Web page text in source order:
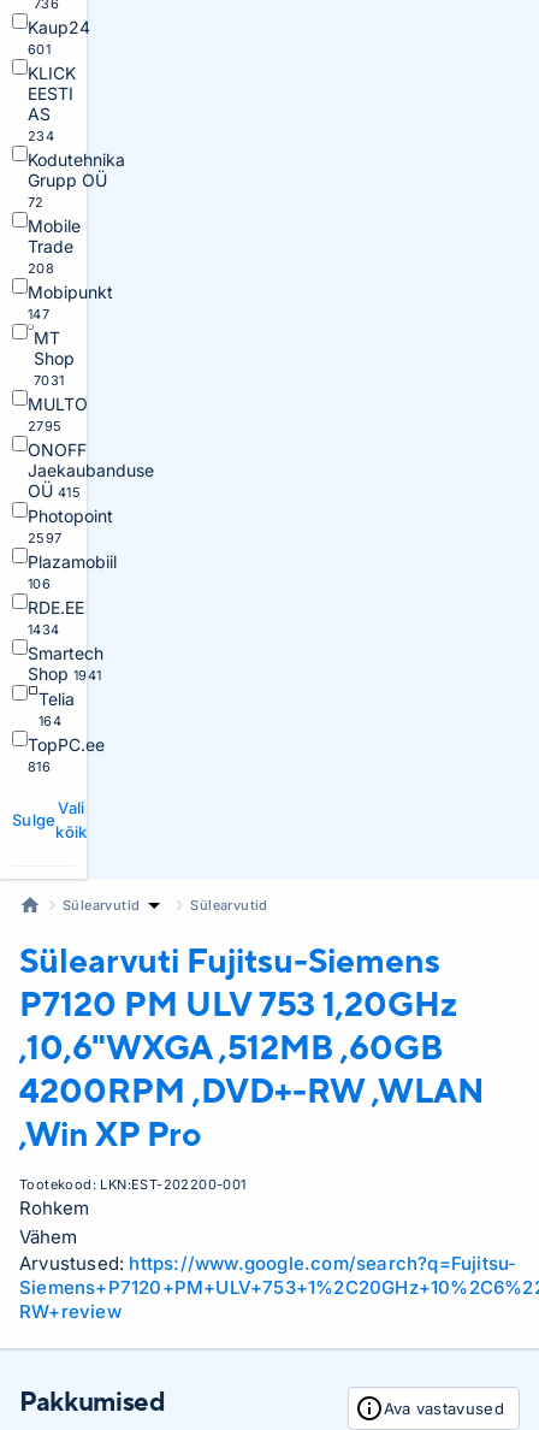
736
Kaup24
601
KLICK
EESTI
AS
234
Kodutehnika
Grupp OÜ
72
Mobile
Trade
208
Mobipunkt
147
MT
Shop
7031
MULTO
2795
ONOFF
Jaekaubanduse
OÜ 415
Photopoint
2597
Plazamobiil
106
RDE.EE
1434
Smartech
Shop 1941
Telia
164
TopPC.ee
816
Sulge
Vali
kõik
Sülearvutid Sülearvutid
Sülearvuti Fujitsu-Siemens
P7120 PM ULV 753 1,20GHz
,10,6"WXGA ,512MB ,60GB
4200RPM ,DVD+-RW ,WLAN
,Win XP Pro
Tootekood: LKN:EST-202200-001
Rohkem
Vähem
Arvustused: https://www.google.com/search?q=Fujitsu-
RW+review
Pakkumised Ava vastavused